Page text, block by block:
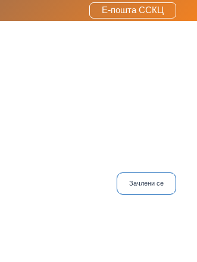
Е-пошта ССКЦ
Зачлени се